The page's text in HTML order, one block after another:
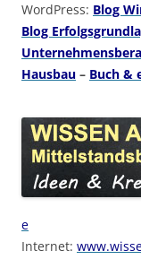
WordPress: Blog
Blog
Hausbau – Buch &
e
Internet: